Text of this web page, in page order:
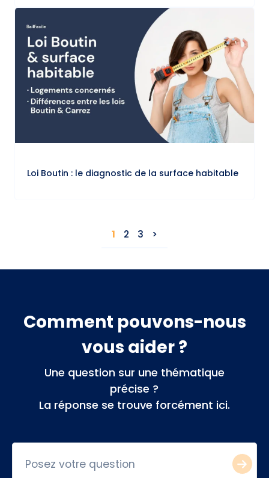
Loi Boutin : le diagnostic de la surface habitable
1 2 3
Comment pouvons-nous
vous aider ?
Une question sur une thématique
précise ?
La réponse se trouve forcément ici.